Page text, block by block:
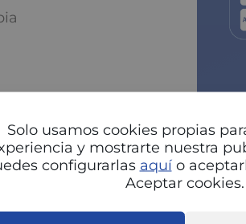
Solo usamos cookies propias
y mostrarte nuestra
configurarlas aquío
Aceptar cookies.